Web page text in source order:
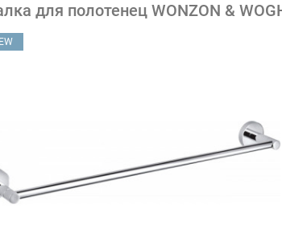
для полотенец WONZON &